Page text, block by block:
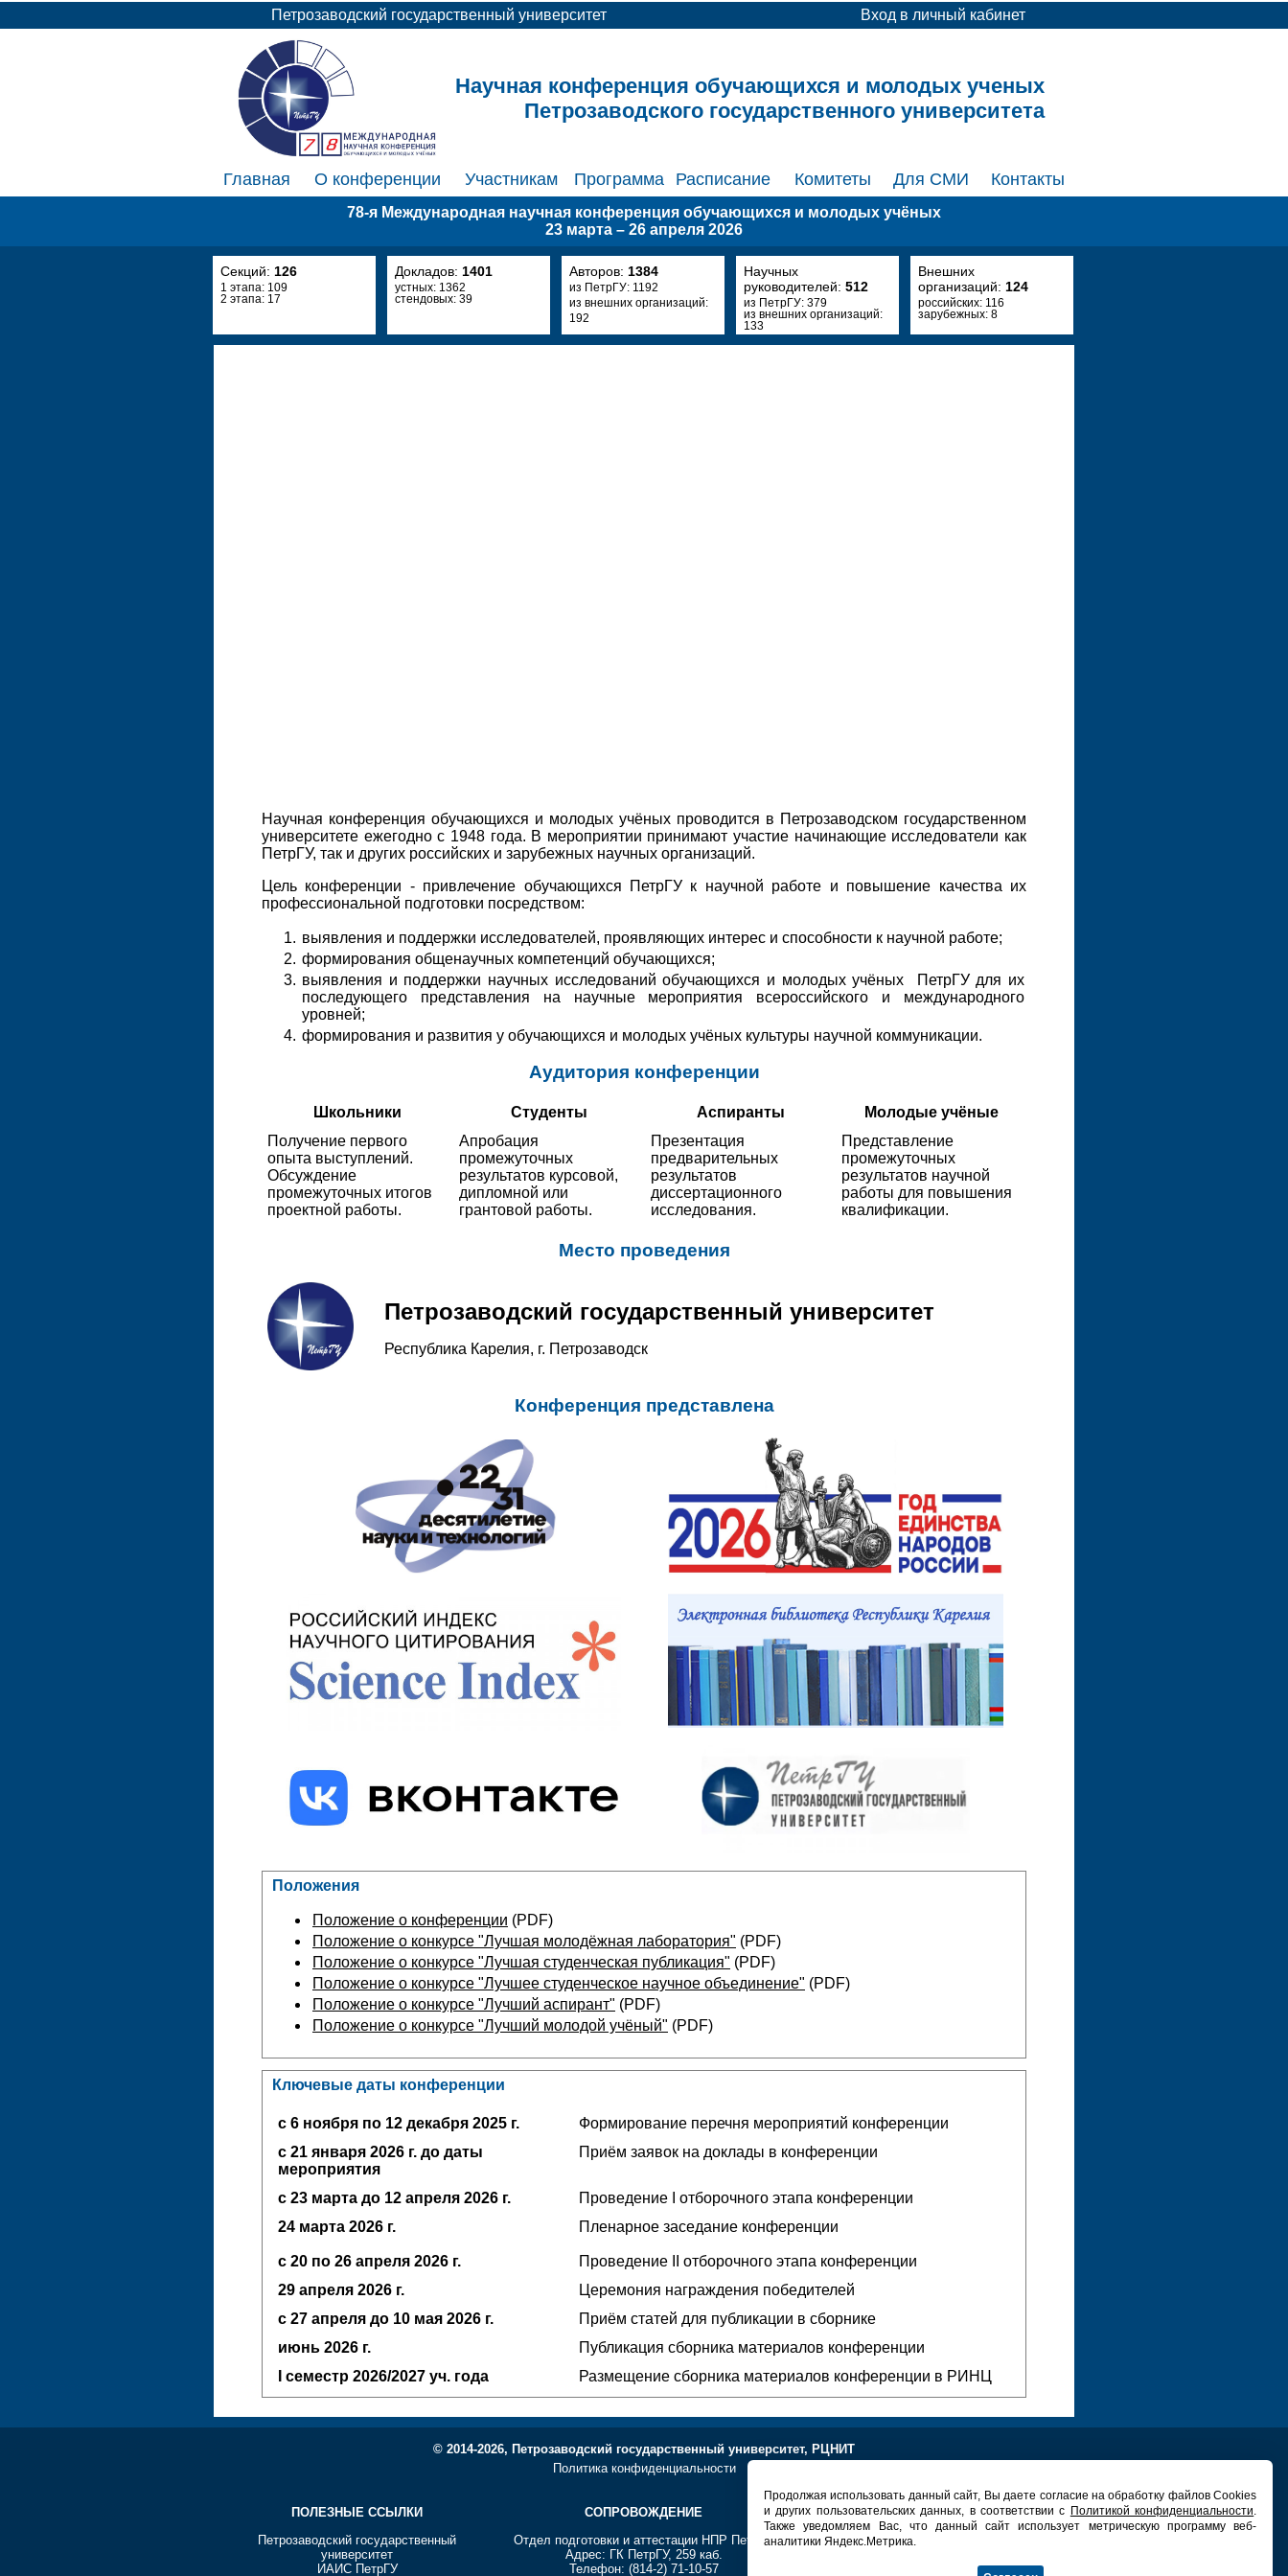
Петрозаводский государственный университет Вход в личный кабинет
Научная конференция обучающихся и молодых ученых
Петрозаводского государственного университета
Главная О конференции Участникам Программа Расписание Комитеты Для СМИ Контакты
78-я Международная научная конференция обучающихся и молодых учёных
23 марта – 26 апреля 2026
Секций: 126
1 этапа: 109
2 этапа: 17
Докладов: 1401
устных: 1362
стендовых: 39
Авторов: 1384
из ПетрГУ: 1192
из внешних организаций:
192
Научных
руководителей: 512
из ПетрГУ: 379
из внешних организаций:
133
Внешних
организаций: 124
российских: 116
зарубежных: 8
Научная конференция обучающихся и молодых учёных проводится в Петрозаводском государственном
университете ежегодно с 1948 года. В мероприятии принимают участие начинающие исследователи как
ПетрГУ, так и других российских и зарубежных научных организаций.
Цель конференции - привлечение обучающихся ПетрГУ к научной работе и повышение качества их
профессиональной подготовки посредством:
выявления и поддержки исследователей, проявляющих интерес и способности к научной работе;
формирования общенаучных компетенций обучающихся;
выявления и поддержки научных исследований обучающихся и молодых учёных ПетрГУ для их
последующего представления на научные мероприятия всероссийского и международного
уровней;
формирования и развития у обучающихся и молодых учёных культуры научной коммуникации.
Аудитория конференции
Школьники Студенты Аспиранты
Молодые учёные
Получение первого
опыта выступлений.
Обсуждение
промежуточных итогов
проектной работы.
Апробация
промежуточных
результатов курсовой,
дипломной или
грантовой работы.
Презентация
предварительных
результатов
диссертационного
исследования.
Представление
промежуточных
результатов научной
работы для повышения
квалификации.
Место проведения
Петрозаводский государственный университет
Республика Карелия, г. Петрозаводск
Конференция представлена
Положения
Положение о конференции (PDF)
Положение о конкурсе "Лучшая молодёжная лаборатория" (PDF)
Положение о конкурсе "Лучшая студенческая публикация" (PDF)
Положение о конкурсе "Лучшее студенческое научное объединение" (PDF)
Положение о конкурсе "Лучший аспирант" (PDF)
Положение о конкурсе "Лучший молодой учёный" (PDF)
Ключевые даты конференции
с 6 ноября по 12 декабря 2025 г.
Формирование перечня мероприятий конференции
с 21 января 2026 г. до даты
мероприятия
Приём заявок на доклады в конференции
с 23 марта до 12 апреля 2026 г.
Проведение I отборочного этапа конференции
24 марта 2026 г.
Пленарное заседание конференции
с 20 по 26 апреля 2026 г.
Проведение II отборочного этапа конференции
29 апреля 2026 г.
Церемония награждения победителей
с 27 апреля до 10 мая 2026 г.
Приём статей для публикации в сборнике
июнь 2026 г.
Публикация сборника материалов конференции
I семестр 2026/2027 уч. года Размещение сборника материалов конференции в РИНЦ
© 2014-2026, Петрозаводский государственный университет, РЦНИТ
Политика конфиденциальности
ПОЛЕЗНЫЕ ССЫЛКИ СОПРОВОЖДЕНИЕ
ТЕХНИЧЕСКАЯ ПОДДЕРЖКА
Петрозаводский государственный
университет
ИАИС ПетрГУ
Отдел подготовки и аттестации НПР ПетрГУ
Адрес: ГК ПетрГУ, 259 каб.
Телефон: (814-2) 71-10-57
Региональный центр новых информационных
Адрес: ГК ПетрГУ, 132 каб.
Продолжая использовать данный сайт, Вы даете согласие на обработку файлов Cookies
и других пользовательских данных, в соответствии с Политикой конфиденциальности.
Также уведомляем Вас, что данный сайт использует метрическую программу веб-
аналитики Яндекс.Метрика.